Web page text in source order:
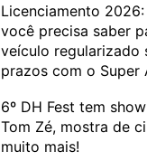
Licenciamento
você precisa saber
veículo regularizado
prazos com o Super
6º DH Fest tem
Tom Zé, mostra de
muito mais!